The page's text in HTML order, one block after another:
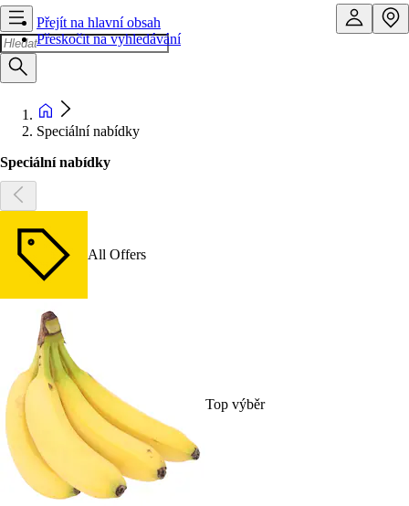
Přejít na hlavní obsah
Přeskočit na vyhledávání
Speciální nabídky
Speciální nabídky
All Offers
Top výběr